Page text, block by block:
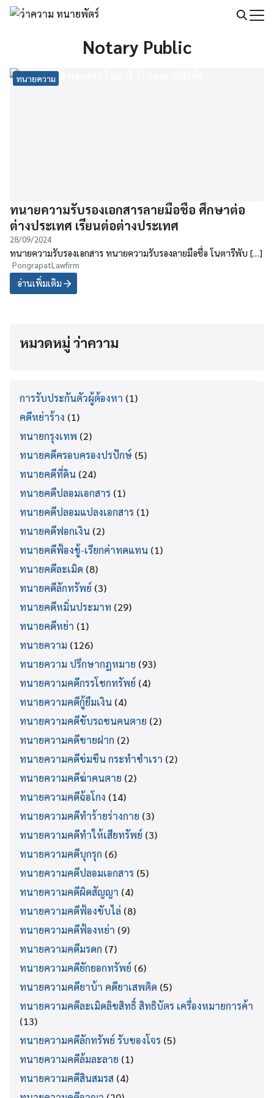
Skip
Notary Public
ทนายความ
ทนายความรับรองเอกสารลายมือชื่อ ศึกษาต่อ
ต่างประเทศ เรียนต่อต่างประเทศ
28/09/2024
ทนายความรับรองเอกสาร ทนายความรับรองลายมือชื่อ โนตารีพับ […]
PongrapatLawfirm
อ่านเพิ่มเติม
หมวดหมู่ ว่าความ
การรับประกันตัวผู้ต้องหา (1)
คดีหย่าร้าง (1)
ทนายกรุงเทพ (2)
ทนายคดีครอบครองปรปักษ์ (5)
ทนายคดีที่ดิน (24)
ทนายคดีปลอมเอกสาร (1)
ทนายคดีปลอมแปลงเอกสาร (1)
ทนายคดีฟอกเงิน (2)
ทนายคดีฟ้องชู้-เรียกค่าทดแทน (1)
ทนายคดีละเมิด (8)
ทนายคดีลักทรัพย์ (3)
ทนายคดีหมิ่นประมาท (29)
ทนายคดีหย่า (1)
ทนายความ (126)
ทนายความ ปรึกษากฎหมาย (93)
ทนายความคดีกรรโชกทรัพย์ (4)
ทนายความคดีกู้ยืมเงิน (4)
ทนายความคดีขับรถชนคนตาย (2)
ทนายความคดีขายฝาก (2)
ทนายความคดีข่มขืน กระทำชำเรา (2)
ทนายความคดีฆ่าคนตาย (2)
ทนายความคดีฉ้อโกง (14)
ทนายความคดีทำร้ายร่างกาย (3)
ทนายความคดีทำให้เสียทรัพย์ (3)
ทนายความคดีบุกรุก (6)
ทนายความคดีปลอมเอกสาร (5)
ทนายความคดีผิดสัญญา (4)
ทนายความคดีฟ้องขับไล่ (8)
ทนายความคดีฟ้องหย่า (9)
ทนายความคดีมรดก (7)
ทนายความคดียักยอกทรัพย์ (6)
ทนายความคดียาบ้า คดียาเสพติด (5)
ทนายความคดีละเมิดลิขสิทธิ์ สิทธิบัตร เครื่องหมายการค้า
(13)
ทนายความคดีลักทรัพย์ รับของโจร (5)
ทนายความคดีล้มละลาย (1)
ทนายความคดีสินสมรส (4)